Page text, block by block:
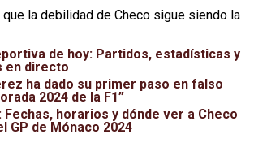
la debilidad de Checo sigue siendo la
de hoy: Partidos, estadísticas y
en directo
ha dado su primer paso en falso
2024 de la F1”
Fechas, horarios y dónde ver a Checo
GP de Mónaco 2024